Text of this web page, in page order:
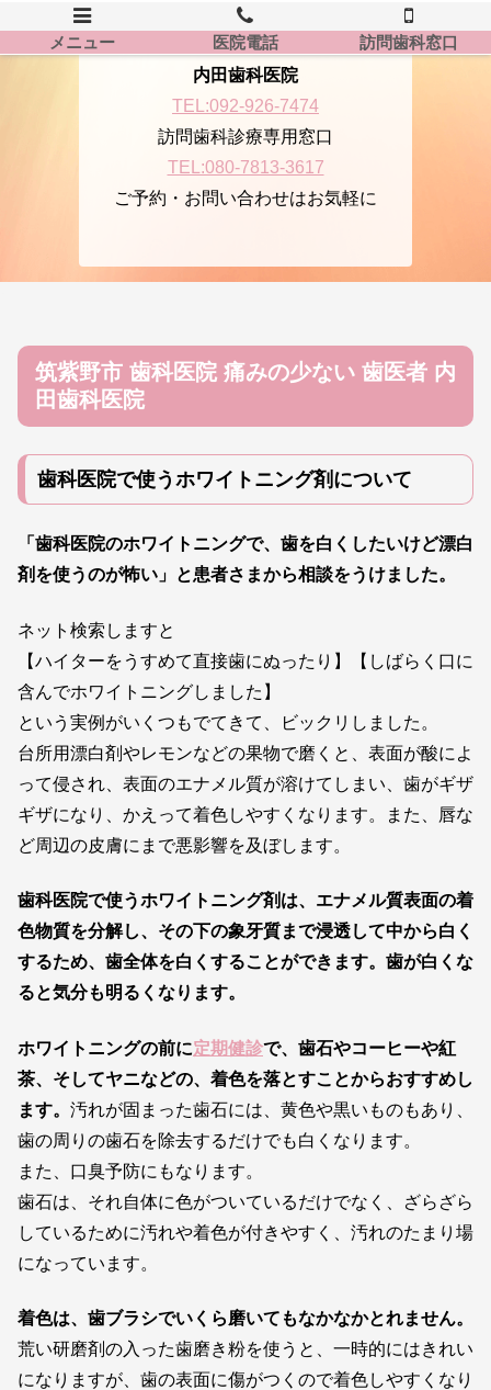
内田歯科医院
TEL:092-926-7474
訪問歯科診療専用窓口
TEL:080-7813-3617
ご予約・お問い合わせはお気軽に
筑紫野市 歯科医院 痛みの少ない 歯医者 内
田歯科医院
歯科医院で使うホワイトニング剤について
「歯科医院のホワイトニングで、歯を白くしたいけど漂白
剤を使うのが怖い」 と患者さまから相談をうけました。
ネット検索しますと
【ハイターをうすめて直接歯にぬったり】【しばらく口に
含んでホワイトニングしました】
という実例がいくつもでてきて、ビックリしました。
台所用漂白剤やレモンなどの果物で磨くと、表面が酸によ
って侵され、表面のエナメル質が溶けてしまい、歯がギザ
ギザになり、かえって着色しやすくなります。また、唇な
ど周辺の皮膚にまで悪影響を及ぼします。
歯科医院で使うホワイトニング剤は、エナメル質表面の着
色物質を分解し、 その下の象牙質まで浸透して中から白く
するため、歯全体を白くすることができます。 歯が白くな
ると気分も明るくなります。
ホワイトニングの前に定期健診で、歯石やコーヒーや紅
茶、そしてヤニなどの、 着色を落とすことからおすすめし
ます。 汚れが固まった歯石には、黄色や黒いものもあり、
歯の周りの歯石を除去するだけでも白くなります。
また、口臭予防にもなります。
歯石は、それ自体に色がついているだけでなく、ざらざら
しているために汚れや着色が付きやすく、汚れのたまり場
になっています。
着色は、歯ブラシでいくら磨いてもなかなかとれません。
荒い研磨剤の入った歯磨き粉を使うと、一時的にはきれい
になりますが、歯の表面に傷がつくので着色しやすくなり
メニュー 医院電話 訪問歯科窓口